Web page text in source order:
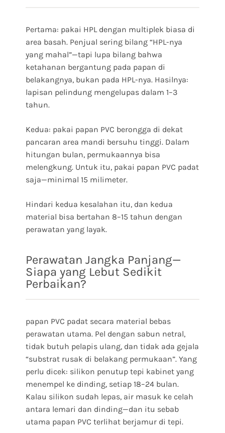
Pertama: pakai HPL dengan multiplek biasa di
area basah. Penjual sering bilang “HPL-nya
yang mahal”—tapi lupa bilang bahwa
ketahanan bergantung pada papan di
belakangnya, bukan pada HPL-nya. Hasilnya:
lapisan pelindung mengelupas dalam 1–3
tahun.
Kedua: pakai papan PVC berongga di dekat
pancaran area mandi bersuhu tinggi. Dalam
hitungan bulan, permukaannya bisa
melengkung. Untuk itu, pakai papan PVC padat
saja—minimal 15 milimeter.
Hindari kedua kesalahan itu, dan kedua
material bisa bertahan 8–15 tahun dengan
perawatan yang layak.
Perawatan Jangka Panjang—
Siapa yang Lebut Sedikit
Perbaikan?
papan PVC padat secara material bebas
perawatan utama. Pel dengan sabun netral,
tidak butuh pelapis ulang, dan tidak ada gejala
“substrat rusak di belakang permukaan”. Yang
perlu dicek: silikon penutup tepi kabinet yang
menempel ke dinding, setiap 18–24 bulan.
Kalau silikon sudah lepas, air masuk ke celah
antara lemari dan dinding—dan itu sebab
utama papan PVC terlihat berjamur di tepi.